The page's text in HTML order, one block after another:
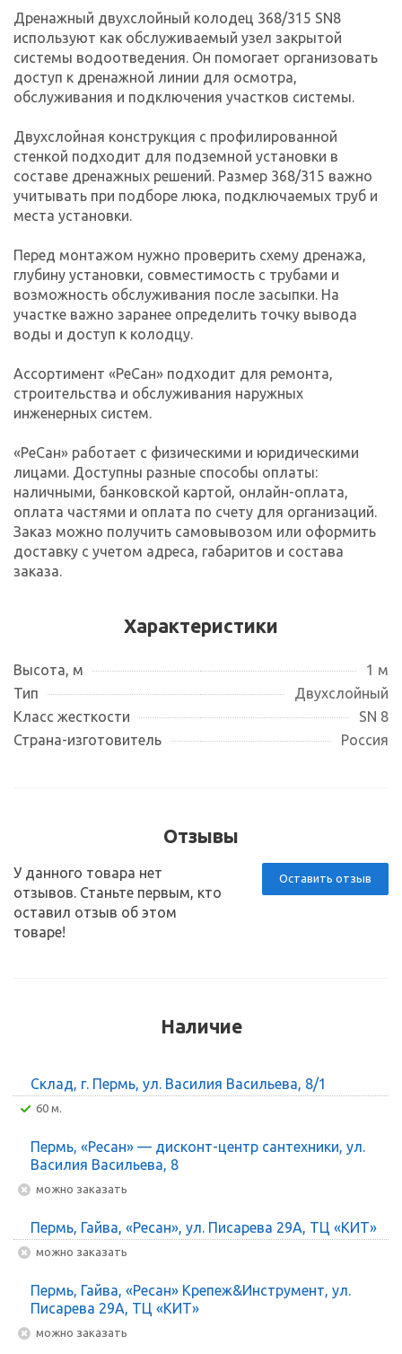
Дренажный двухслойный колодец 368/315 SN8
используют как обслуживаемый узел закрытой
системы водоотведения. Он помогает организовать
доступ к дренажной линии для осмотра,
обслуживания и подключения участков системы.
Двухслойная конструкция с профилированной
стенкой подходит для подземной установки в
составе дренажных решений. Размер 368/315 важно
учитывать при подборе люка, подключаемых труб и
места установки.
Перед монтажом нужно проверить схему дренажа,
глубину установки, совместимость с трубами и
возможность обслуживания после засыпки. На
участке важно заранее определить точку вывода
воды и доступ к колодцу.
Ассортимент «РеСан» подходит для ремонта,
строительства и обслуживания наружных
инженерных систем.
«РеСан» работает с физическими и юридическими
лицами. Доступны разные способы оплаты:
наличными, банковской картой, онлайн-оплата,
оплата частями и оплата по счету для организаций.
Заказ можно получить самовывозом или оформить
доставку с учетом адреса, габаритов и состава
заказа.
Характеристики
Высота, м
1 м
Тип
Двухслойный
Класс жесткости
SN 8
Страна-изготовитель
Россия
Отзывы
Оставить отзыв
У данного товара нет
отзывов. Станьте первым, кто
оставил отзыв об этом
товаре!
Наличие
Склад, г. Пермь, ул. Василия Васильева, 8/1
60 м.
Пермь, «Ресан» — дисконт-центр сантехники, ул.
Василия Васильева, 8
Можно заказать
Пермь, Гайва, «Ресан», ул. Писарева 29А, ТЦ «КИТ»
Можно заказать
Пермь, Гайва, «Ресан» Крепеж&Инструмент, ул.
Писарева 29А, ТЦ «КИТ»
Можно заказать